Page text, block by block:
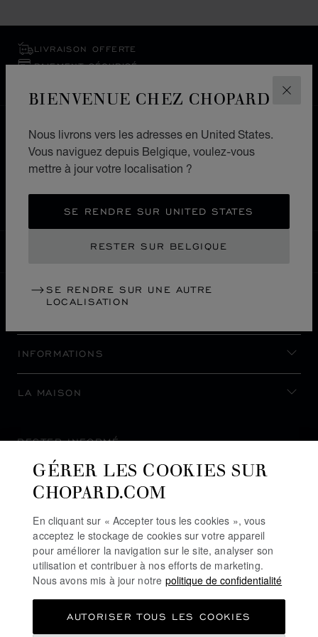
BIENVENUE CHEZ CHOPARD
Nous livrons vers les adresses en United States.
Vous naviguez depuis Belgique, voulez-vous
mettre à jour votre localisation ?
SE RENDRE SUR UNITED STATES
RESTER SUR BELGIQUE
SE RENDRE SUR UNE AUTRE
LOCALISATION
LIVRAISON OFFERTE
PAIEMENT SÉCURISÉ
ACCUEIL LOCALISER UNE BOUTIQUE
TOUTES LES BOUTIQUES
BELGIQUE
INFORMATIONS
LA MAISON
RESTER INFORMÉ
S’INSCRIRE À LA NEWSLETTER
POLITIQUE DES COOKIES
GÉRER LES COOKIES SUR
CHOPARD.COM
En cliquant sur « Accepter tous les cookies », vous
acceptez le stockage de cookies sur votre appareil
pour améliorer la navigation sur le site, analyser son
utilisation et contribuer à nos efforts de marketing.
Nous avons mis à jour notre politique de confidentialité
AUTORISER TOUS LES COOKIES